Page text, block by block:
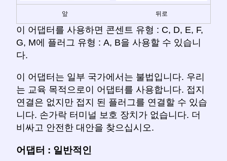
앞 뒤로
이 어댑터를 사용하면 콘센트 유형 : C, D, E, F,
G, M에 플러그 유형 : A, B을 사용할 수 있습니
다.
이 어댑터는 일부 국가에서는 불법입니다. 우리
는 교육 목적으로이 어댑터를 사용합니다. 접지
연결은 없지만 접지 된 플러그를 연결할 수 있습
니다. 손가락 터미널 보호 장치가 없습니다. 더
비싸고 안전한 대안을 찾으십시오.
어댑터 : 일반적인